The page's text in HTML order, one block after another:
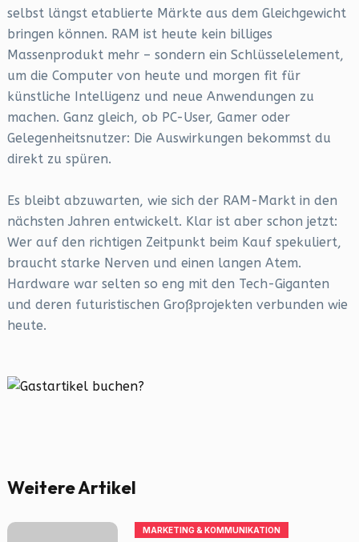
selbst längst etablierte Märkte aus dem Gleichgewicht
bringen können. RAM ist heute kein billiges
Massenprodukt mehr – sondern ein Schlüsselelement,
um die Computer von heute und morgen fit für
künstliche Intelligenz und neue Anwendungen zu
machen. Ganz gleich, ob PC-User, Gamer oder
Gelegenheitsnutzer: Die Auswirkungen bekommst du
direkt zu spüren.
Es bleibt abzuwarten, wie sich der RAM-Markt in den
nächsten Jahren entwickelt. Klar ist aber schon jetzt:
Wer auf den richtigen Zeitpunkt beim Kauf spekuliert,
braucht starke Nerven und einen langen Atem.
Hardware war selten so eng mit den Tech-Giganten
und deren futuristischen Großprojekten verbunden wie
heute.
Weitere Artikel
MARKETING & KOMMUNIKATION